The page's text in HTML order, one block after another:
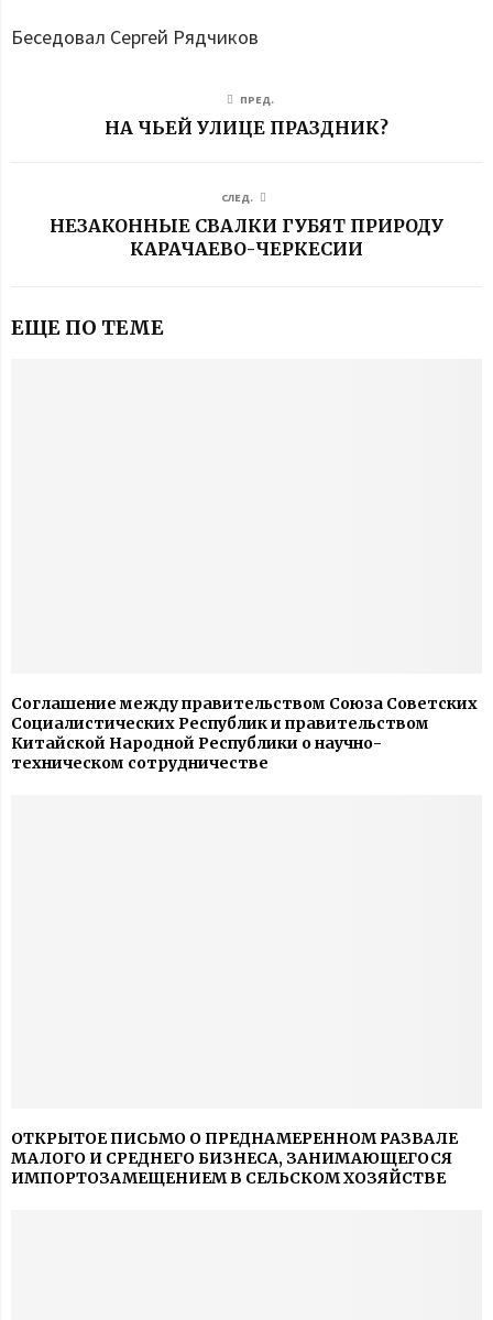
Беседовал Сергей Рядчиков
ПРЕД.
НА ЧЬЕЙ УЛИЦЕ ПРАЗДНИК?
СЛЕД.
НЕЗАКОННЫЕ СВАЛКИ ГУБЯТ ПРИРОДУ
КАРАЧАЕВО-ЧЕРКЕСИИ
ЕЩЕ ПО ТЕМЕ
Соглашение между правительством Союза Советских
Социалистических Республик и правительством
Китайской Народной Республики о научно-
техническом сотрудничестве
ОТКРЫТОЕ ПИСЬМО О ПРЕДНАМЕРЕННОМ РАЗВАЛЕ
МАЛОГО И СРЕДНЕГО БИЗНЕСА, ЗАНИМАЮЩЕГОСЯ
ИМПОРТОЗАМЕЩЕНИЕМ В СЕЛЬСКОМ ХОЗЯЙСТВЕ